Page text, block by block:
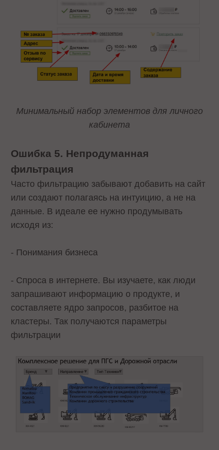
Минимальный набор элементов для личного
кабинета
Ошибка 5. Непродуманная
фильтрация
Часто фильтрацию забывают добавить на сайт
или создают полагаясь на интуицию, а не на
данные. В идеале ее нужно продумывать
исходя из:
- Понимания бизнеса
- Спроса в интернете. Вы изучаете, как люди
запрашивают информацию о продукте, и
составляете ядро запросов, разбитое на
кластеры. Так получаются параметры
фильтрации